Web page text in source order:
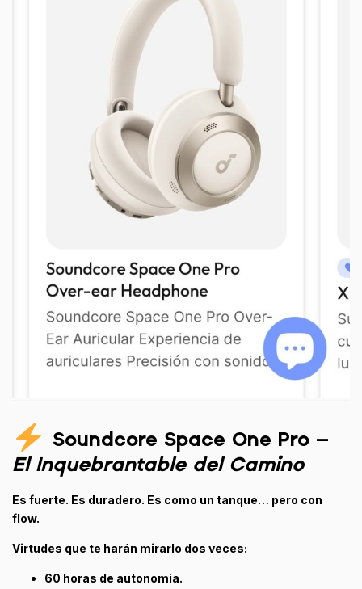
Soundcore Space One Pro–
El Inquebrantable del Camino
Es fuerte. Es duradero. Es como un tanque… pero con
flow.
Virtudes que te harán mirarlo dos veces:
60 horas de autonomía.